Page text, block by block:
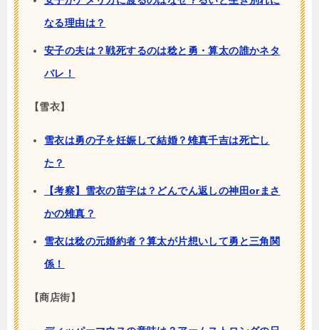
なる理由は？
安子の夫は？戦死するのは稔と勇・算太の誰かネタ
バレ！
【雪衣】
雪衣は勇の子を妊娠して結婚？雉真千吉は死亡し
た？
【考察】雪衣の苗字は？どんでん返しの神田orまさ
かの雉真？
雪衣は稔の元婚約者？算太が片想いして勇と三角関
係！
【商店街】